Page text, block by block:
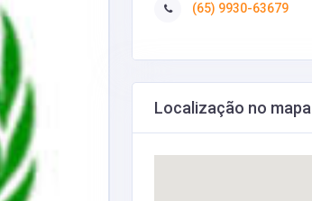
(65) 9930-63679
Localização no mapa